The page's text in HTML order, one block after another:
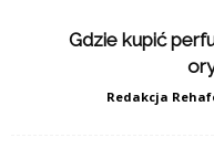
Gdzie kupić
Redakcja